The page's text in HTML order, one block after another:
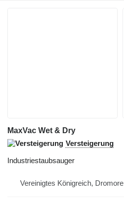
MaxVac Wet & Dry
Versteigerung
Industriestaubsauger
Vereinigtes Königreich, Dromore